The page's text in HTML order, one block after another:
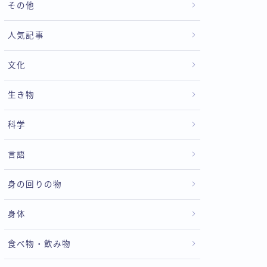
その他
人気記事
文化
生き物
科学
言語
身の回りの物
身体
食べ物・飲み物